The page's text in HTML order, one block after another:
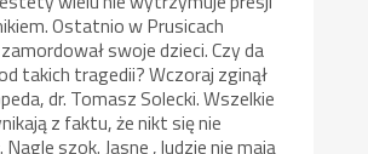
Ostatnio w Prusicach
swoje dzieci. Czy da
takich tragedii? Wczoraj zginął
dr. Tomasz Solecki. Wszelkie
z faktu, że nikt się nie
Nagle szok. Jasne , ludzie nie mają